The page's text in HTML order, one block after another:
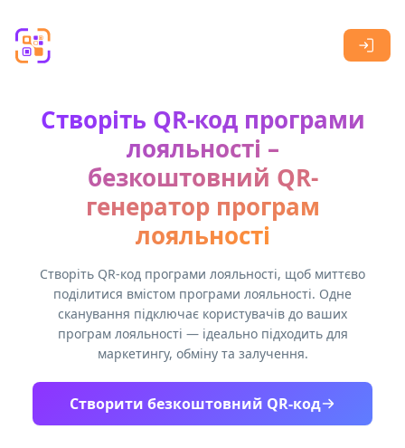
Створіть QR-код програми
лояльності –
безкоштовний QR-
генератор програм
лояльності
Створіть QR-код програми лояльності, щоб миттєво
поділитися вмістом програми лояльності. Одне
сканування підключає користувачів до ваших
програм лояльності — ідеально підходить для
маркетингу, обміну та залучення.
Створити безкоштовний QR-код